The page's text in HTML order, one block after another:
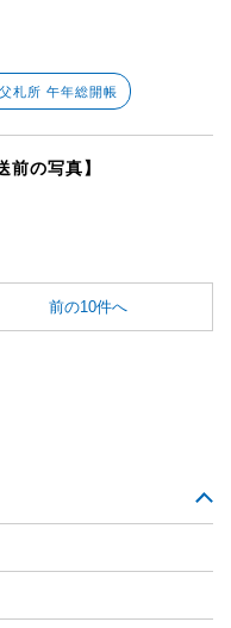
札所 午年総開帳
の写真】
前の10件へ